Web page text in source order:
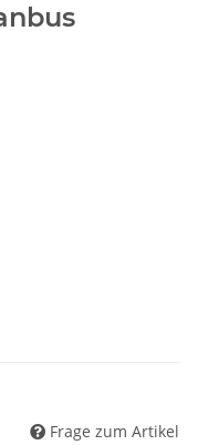
Frage zum Artikel